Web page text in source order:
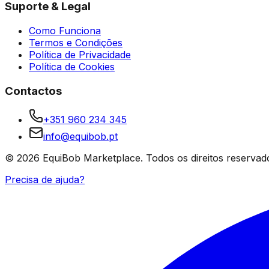
Suporte & Legal
Como Funciona
Termos e Condições
Política de Privacidade
Política de Cookies
Contactos
+351 960 234 345
info@equibob.pt
© 2026 EquiBob Marketplace. Todos os direitos
Precisa de ajuda?